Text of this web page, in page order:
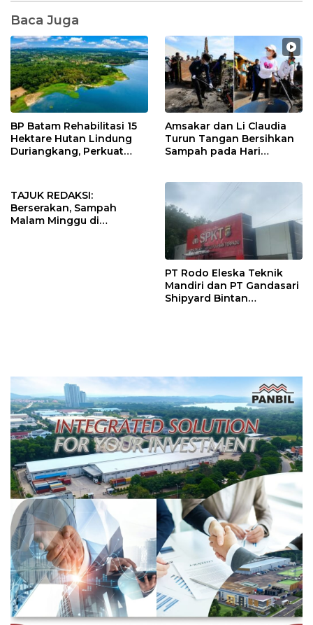
Baca Juga
BP Batam Rehabilitasi 15
Hektare Hutan Lindung
Duriangkang, Perkuat
Amsakar dan Li Claudia
Turun Tangan Bersihkan
Sampah pada Hari
TAJUK REDAKSI:
Berserakan, Sampah
Malam Minggu di
PT Rodo Eleska Teknik
Mandiri dan PT Gandasari
Shipyard Bintan